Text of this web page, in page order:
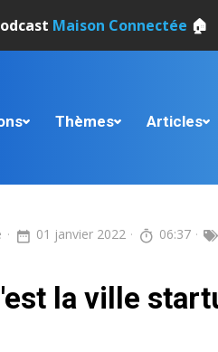
Maison Connectée 🏠
Thèmes Articles
01 janvier 2022 06:37
la ville